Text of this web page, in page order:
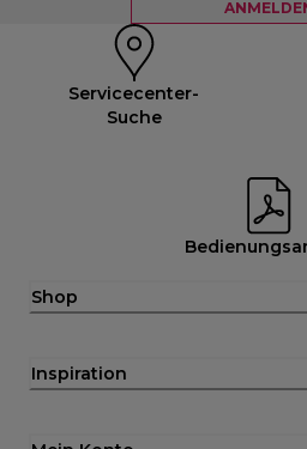
Servicecenter-
Suche
Shop
Inspiration